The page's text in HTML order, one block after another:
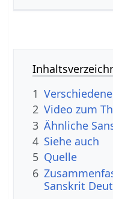
1
2 Video zum
3 Ähnliche
4 Siehe auch
5 Quelle
6
Sanskrit